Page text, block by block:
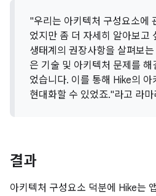
"우리는 아키텍처 구성요소에
었지만 좀 더 자세히 알아보고
생태계의 권장사항을 살펴보
은 기술 및 아키텍처 문제를 해
었습니다. 이를 통해 Hike의
현대화할 수 있었죠."라고 라
결과
아키텍처 구성요소 덕분에 Hike는